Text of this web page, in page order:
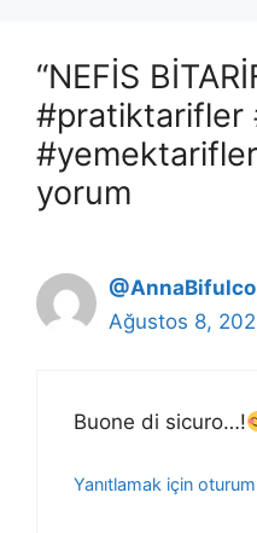
“NEFİS
#pratiktarifler
yorum
Ağustos 8,
Buone di sicuro…!
Yanıtlamak için oturum